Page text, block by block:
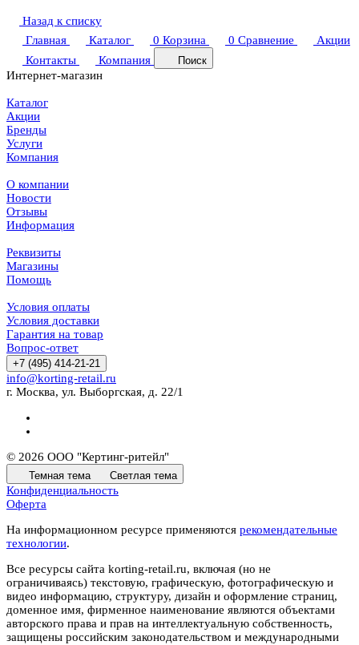
Назад к списку
Главная
Каталог 0 Корзина 0 Сравнение
Акции
Контакты
Компания Поиск
Интернет-магазин
Каталог
Акции
Бренды
Услуги
Компания
О компании
Новости
Отзывы
Информация
Реквизиты
Магазины
Помощь
Условия оплаты
Условия доставки
Гарантия на товар
Вопрос-ответ
+7 (495) 414-21-21
info@korting-retail.ru
г. Москва, ул. Выборгская, д. 22/1
© 2026 ООО "Кертинг-ритейл"
Темная тема Светлая тема
Конфиденциальность
Оферта
На информационном ресурсе применяются рекомендательные
технологии.
Все ресурсы сайта korting-retail.ru, включая (но не
ограничиваясь) текстовую, графическую, фотографическую и
видео информацию, структуру, дизайн и оформление страниц,
доменное имя, фирменное наименование являются объектами
авторского права и прав на интеллектуальную собственность,
защищены российским законодательством и международными